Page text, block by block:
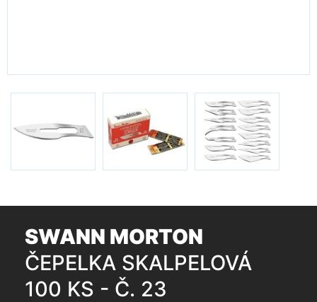
SWANN MORTON
ČEPELKA SKALPELOVÁ
100 KS - Č. 23